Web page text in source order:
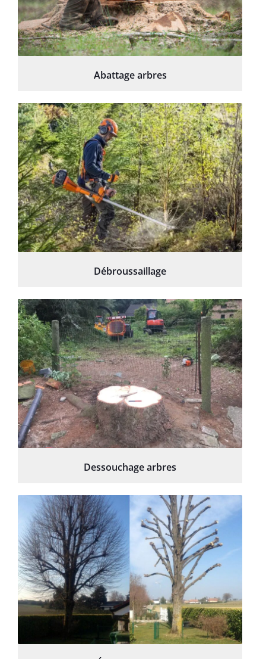
Abattage arbres
Débroussaillage
Dessouchage arbres